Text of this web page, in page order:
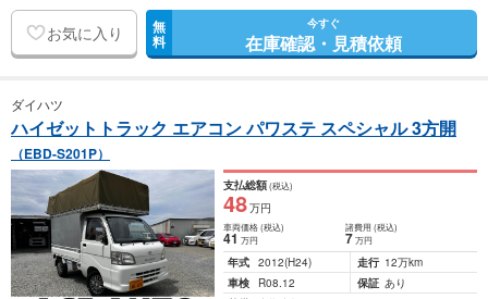
お気に入り 無
料
今すぐ
在庫確認・見積依頼
ダイハツ
ハイゼットトラック エアコン パワステ スペシャル 3方開
（EBD-S201P）
支払総額(税込)
48万円
車両価格(税込)
41万円
諸費用 (税込)
7 万円
年式 2012(H24) 走行 12万km
車検
R08.12 保証 あり